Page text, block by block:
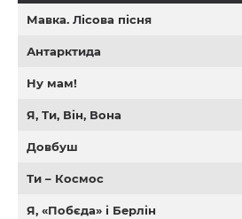
Мавка. Лісова пісня
Антарктида
Ну мам!
Я, Ти, Він, Вона
Довбуш
Ти – Космос
Я, «Побєда» і Берлін